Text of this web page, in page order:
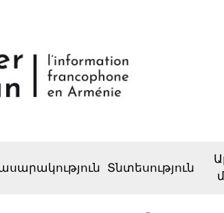
Տնտեսություն